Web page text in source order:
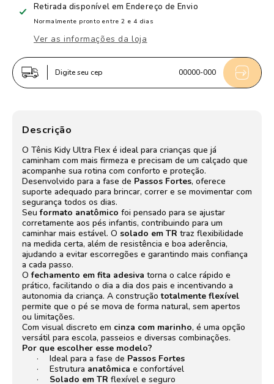
Tênis
Infantil
Kidy
Flex
Cinza
+
Brinquedo
Tênis
Infantil
Kidy
Cinza
Retirada disponível emEndereço de Envio
Normalmente pronto entre 2 e 4 dias
Ver as informações da loja
Digite seu cep 00000-000
Descrição
O Tênis Kidy Ultra Flex é ideal para crianças que já
caminham com mais firmeza e precisam de um calçado que
acompanhe sua rotina com conforto e proteção.
Desenvolvido para a fase de Passos Fortes, oferece
suporte adequado para brincar, correr e se movimentar com
segurança todos os dias.
Seuformato anatômico foi pensado para se ajustar
corretamente aos pés infantis, contribuindo para um
caminhar mais estável. O solado em TR traz flexibilidade
na medida certa, além de resistência e boa aderência,
ajudando a evitar escorregões e garantindo mais confiança
a cada passo.
Ofechamento em fita adesiva torna o calce rápido e
prático, facilitando o dia a dia dos pais e incentivando a
autonomia da criança. A construçãototalmente flexível
permite que o pé se mova de forma natural, sem apertos
ou limitações.
Com visual discreto em cinza com marinho, é uma opção
versátil para escola, passeios e diversas combinações.
Por que escolher esse modelo?
· Ideal para a fase de Passos Fortes
· Estrutura anatômica e confortável
· Solado em TR flexível e seguro